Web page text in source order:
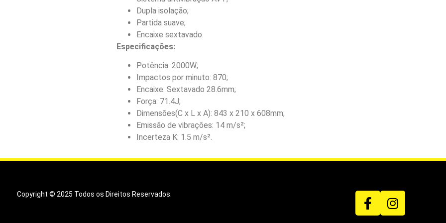
Dupla isolação;
Partida suave;
Encaixe sextavado.
Especificações:
Potência: 2000W;
Impactos por minuto: 870;
Encaixe: Sextavado 28.6mm;
Força: 71.4J;
Dimensões(C x L x A): 843 x 210 x 608mm;
Emissão de vibrações: 14 m/s²;
Incerteza K: 1.5 m/s².
Copyright © 2025 Todos os Direitos Reservados.